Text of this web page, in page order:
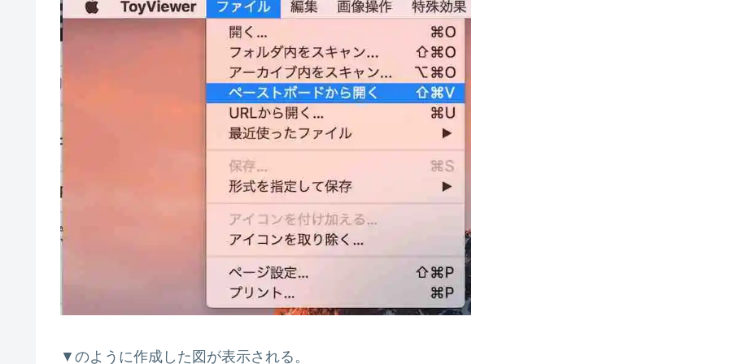
▼のように作成した図が表示される。